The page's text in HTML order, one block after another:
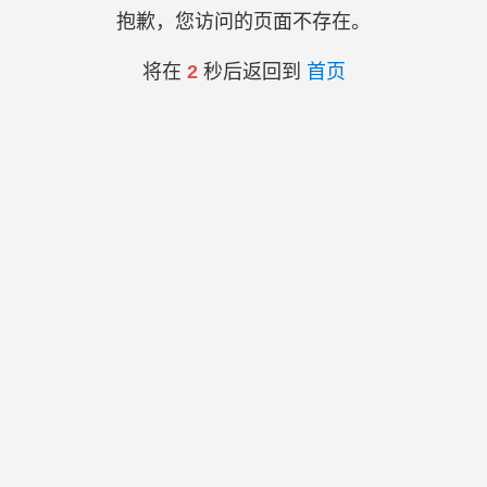
抱歉，您访问的页面不存在。
将在 2秒后返回到 首页